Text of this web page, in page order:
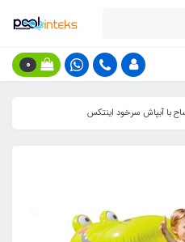
0
با آبپاش سرخود اینتکس